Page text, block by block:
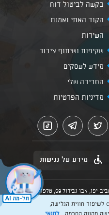
בקשה לביטול דוח
הקוד האתי ואמנת
השירות
שקיפות ושיתוף ציבור
מידע לעסקים
הסביבה שלי
מדיניות הפרטיות
מידע על נגישות
כל הזכויות שמורות לעיריית תל-אביב-יפו, אבן גבירול 69, טלפון:
הדין הרלוונטיות כפי שתהיינה
לעת
אנו משתמשים בקבצי cookies לשיפור חווית הגלישה,